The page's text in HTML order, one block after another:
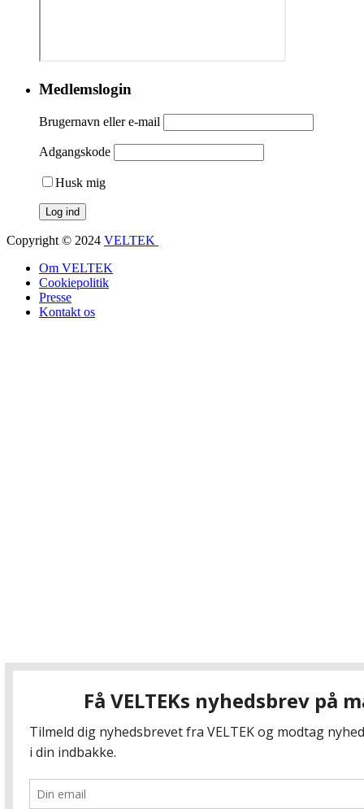
Medlemslogin
Brugernavn eller e-mail
Adgangskode
Husk mig
Copyright © 2024 VELTEK
Om VELTEK
Cookiepolitik
Presse
Kontakt os